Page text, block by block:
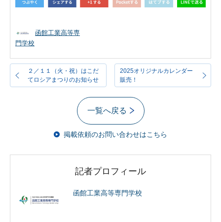
函館工業高等専
門学校
２／１１（火・祝）はこだ
てロシアまつりのお知らせ
2025オリジナルカレンダー
販売！
一覧へ戻る
掲載依頼のお問い合わせはこちら
記者プロフィール
函館工業高等専門学校